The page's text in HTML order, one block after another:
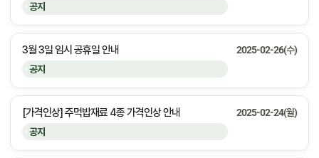
공지
공지
3월 3일 임시 공휴일 안내 2025-02-26(수)
공지
[가격인상] 주먹밥재료 4종 가격인상 안내 2025-02-24(월)